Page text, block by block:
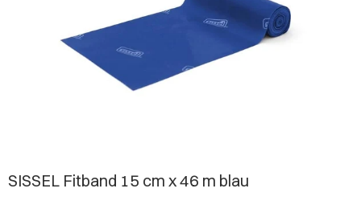
SISSEL Fitband 15 cm x 46 m blau